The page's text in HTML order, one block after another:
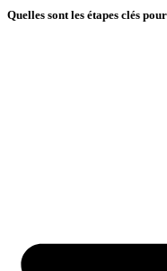
Quelles sont les étapes clés